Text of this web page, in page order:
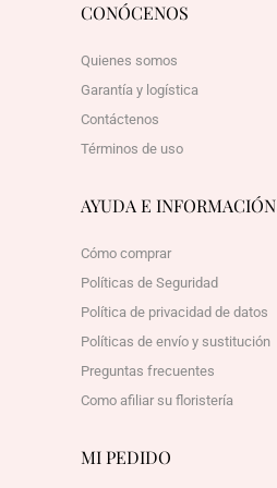
CONÓCENOS
Quienes somos
Garantía y logística
Contáctenos
Términos de uso
AYUDA E INFORMACIÓN
Cómo comprar
Políticas de Seguridad
Política de privacidad de datos
Políticas de envío y sustitución
Preguntas frecuentes
Como afiliar su floristería
MI PEDIDO